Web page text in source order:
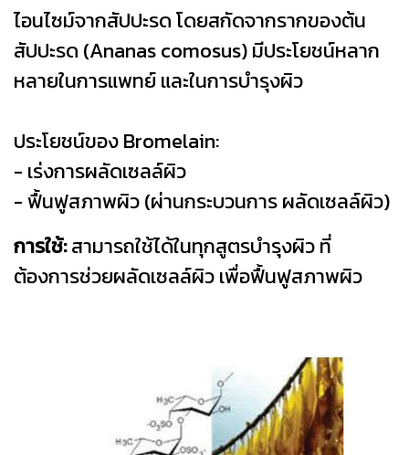
ไอนไซม์จากสัปปะรด โดยสกัดจากรากของต้น
สัปปะรด (Ananas comosus) มีประโยชน์หลาก
หลายในการแพทย์ และในการบำรุงผิว
ประโยชน์ของ Bromelain:
- เร่งการผลัดเซลล์ผิว
- ฟื้นฟูสภาพผิว (ผ่านกระบวนการ ผลัดเซลล์ผิว)
การใช้:สามารถใช้ได้ในทุกสูตรบำรุงผิว ที่
ต้องการช่วยผลัดเซลล์ผิว เพื่อฟื้นฟูสภาพผิว